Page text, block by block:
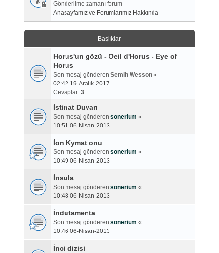
Gönderilme zamanı forum
Anasayfamız ve Forumlarımız Hakkında
Başlıklar
Horus'un gözü - Oeil d'Horus - Eye of
Horus
Son mesaj gönderen Semih Wesson«
02:42 19-Aralık-2017
Cevaplar: 3
İstinat Duvarı
Son mesaj gönderen sonerium «
10:51 06-Nisan-2013
İon Kymationu
Son mesaj gönderen sonerium «
10:49 06-Nisan-2013
İnsula
Son mesaj gönderen sonerium «
10:48 06-Nisan-2013
İndutamenta
Son mesaj gönderen sonerium «
10:46 06-Nisan-2013
İnci dizisi